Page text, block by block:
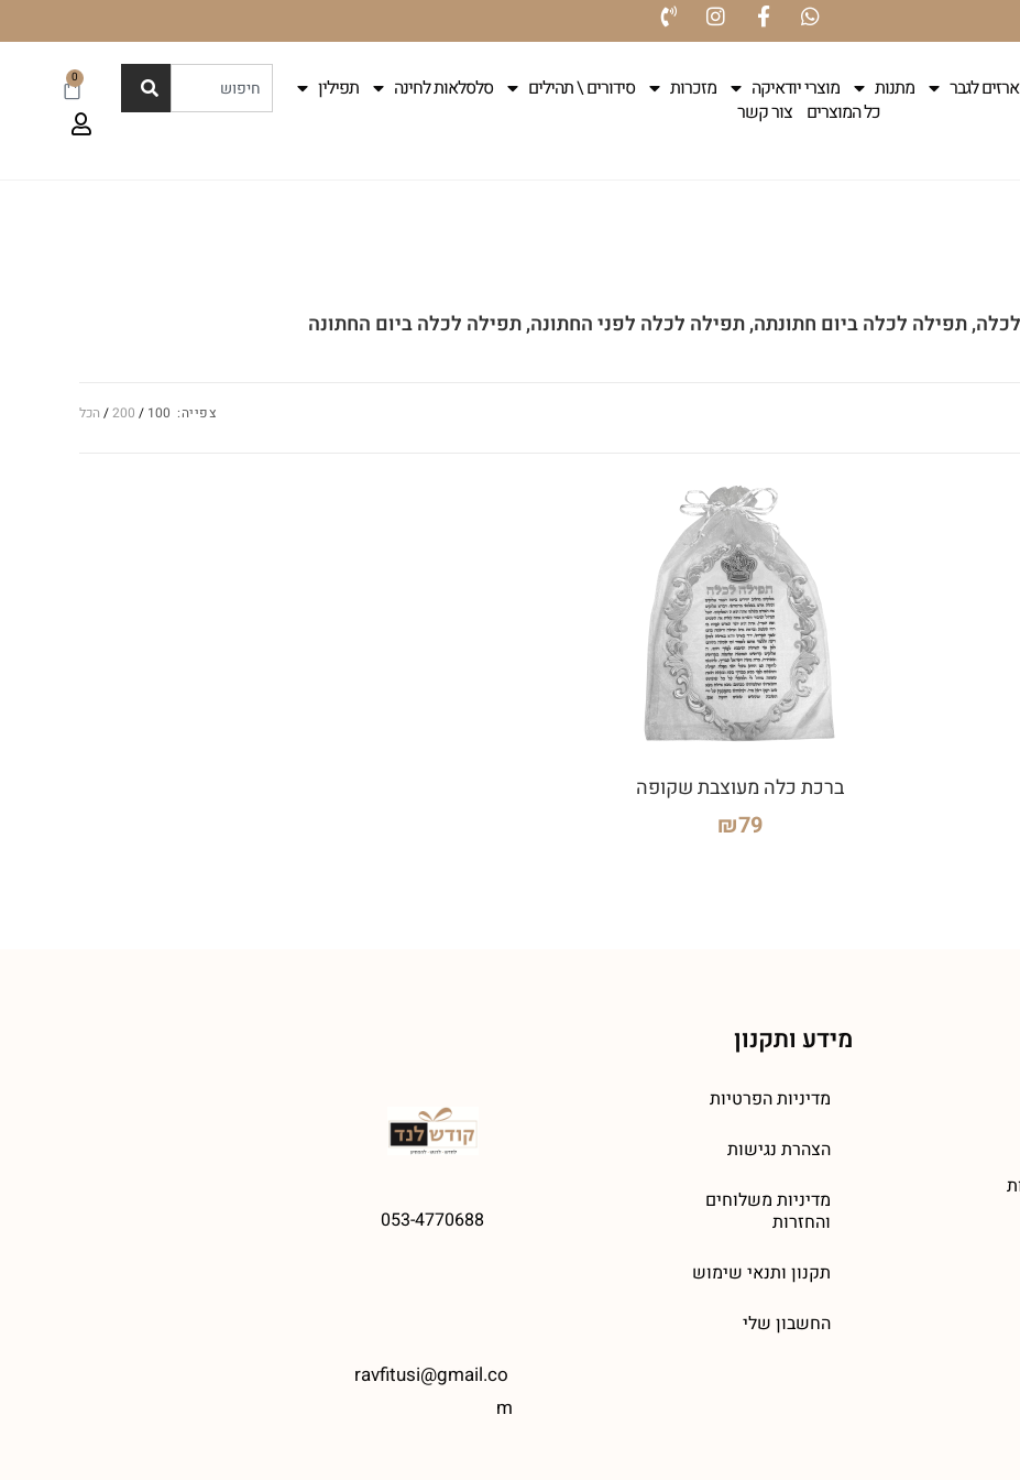
לגבר מתנות מוצרי יודאיקה מזכרות סידורים \ תהילים סלסלאות לחינה
תפילין
כל המוצרים צור קשר
0
תפילה לכלה ביום חתונתה, תפילה לכלה לפני החתונה, תפילה לכלה ביום החתונה
צפייה: 100
200 הכל
ברכת כלה מעוצבת שקופה
₪79
מידע ותקנון
מדיניות הפרטיות
הצהרת נגישות
מדיניות משלוחים
והחזרות
תקנון ותנאי שימוש
החשבון שלי
053-4770688
ravfitusi@gmail.co
m